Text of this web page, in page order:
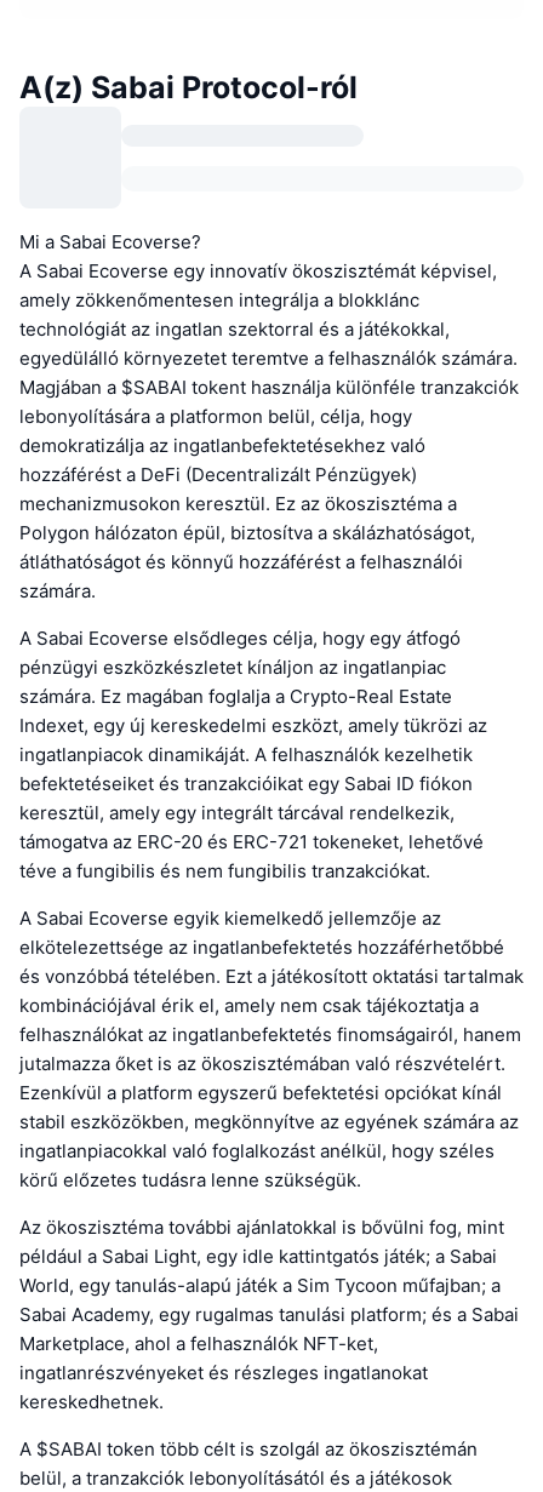
A(z) Sabai Protocol-ról
Mi a Sabai Ecoverse?
A Sabai Ecoverse egy innovatív ökoszisztémát képvisel,
amely zökkenőmentesen integrálja a blokklánc
technológiát az ingatlan szektorral és a játékokkal,
egyedülálló környezetet teremtve a felhasználók számára.
Magjában a $SABAI tokent használja különféle tranzakciók
lebonyolítására a platformon belül, célja, hogy
demokratizálja az ingatlanbefektetésekhez való
hozzáférést a DeFi (Decentralizált Pénzügyek)
mechanizmusokon keresztül. Ez az ökoszisztéma a
Polygon hálózaton épül, biztosítva a skálázhatóságot,
átláthatóságot és könnyű hozzáférést a felhasználói
számára.
A Sabai Ecoverse elsődleges célja, hogy egy átfogó
pénzügyi eszközkészletet kínáljon az ingatlanpiac
számára. Ez magában foglalja a Crypto-Real Estate
Indexet, egy új kereskedelmi eszközt, amely tükrözi az
ingatlanpiacok dinamikáját. A felhasználók kezelhetik
befektetéseiket és tranzakcióikat egy Sabai ID fiókon
keresztül, amely egy integrált tárcával rendelkezik,
támogatva az ERC-20 és ERC-721 tokeneket, lehetővé
téve a fungibilis és nem fungibilis tranzakciókat.
A Sabai Ecoverse egyik kiemelkedő jellemzője az
elkötelezettsége az ingatlanbefektetés hozzáférhetőbbé
és vonzóbbá tételében. Ezt a játékosított oktatási tartalmak
kombinációjával érik el, amely nem csak tájékoztatja a
felhasználókat az ingatlanbefektetés finomságairól, hanem
jutalmazza őket is az ökoszisztémában való részvételért.
Ezenkívül a platform egyszerű befektetési opciókat kínál
stabil eszközökben, megkönnyítve az egyének számára az
ingatlanpiacokkal való foglalkozást anélkül, hogy széles
körű előzetes tudásra lenne szükségük.
Az ökoszisztéma további ajánlatokkal is bővülni fog, mint
például a Sabai Light, egy idle kattintgatós játék; a Sabai
World, egy tanulás-alapú játék a Sim Tycoon műfajban; a
Sabai Academy, egy rugalmas tanulási platform; és a Sabai
Marketplace, ahol a felhasználók NFT-ket,
ingatlanrészvényeket és részleges ingatlanokat
kereskedhetnek.
A $SABAI token több célt is szolgál az ökoszisztémán
belül, a tranzakciók lebonyolításától és a játékosok